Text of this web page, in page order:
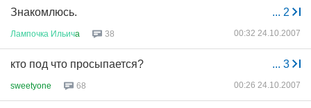
... 2
Знакомлюсь.
Лампочка Ильичa 38 00:32 24.10.2007
... 3
кто под что просыпается?
sweetyone 68 00:26 24.10.2007